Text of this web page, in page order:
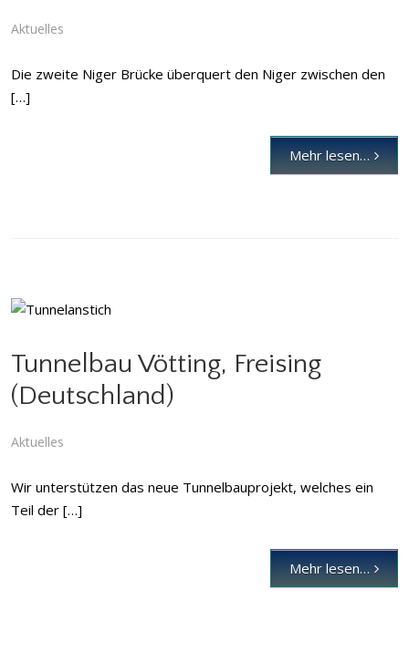
Aktuelles
Die zweite Niger Brücke überquert den Niger zwischen den
[…]
Mehr lesen…
Tunnelbau Vötting, Freising (Deutschland)
Tunnelbau Vötting, Freising
(Deutschland)
Aktuelles
Wir unterstützen das neue Tunnelbauprojekt, welches ein
Teil der […]
Mehr lesen…